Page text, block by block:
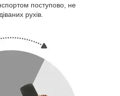
поступово, не
рухів.